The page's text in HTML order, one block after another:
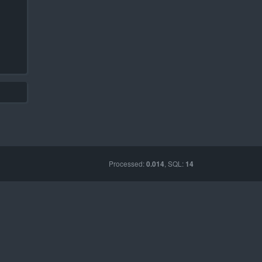
Processed:0.014 , SQL: 14